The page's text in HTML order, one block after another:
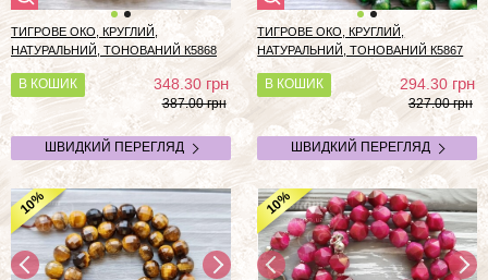
ТИГРОВЕ ОКО, КРУГЛИЙ,
НАТУРАЛЬНИЙ, ТОНОВАНИЙ К5868
В КОШИК 348.30грн
387.00 грн
ШВИДКИЙ ПЕРЕГЛЯД
ТИГРОВЕ ОКО, КРУГЛИЙ,
НАТУРАЛЬНИЙ, ТОНОВАНИЙ К5867
В КОШИК 294.30грн
327.00 грн
ШВИДКИЙ ПЕРЕГЛЯД
10% 10%